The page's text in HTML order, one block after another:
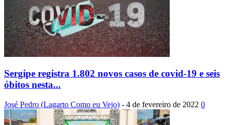
Sergipe registra 1.802 novos casos de covid-19 e seis
óbitos nesta...
José Pedro (Lagarto Como eu Vejo) - 4 de fevereiro de 2022 0